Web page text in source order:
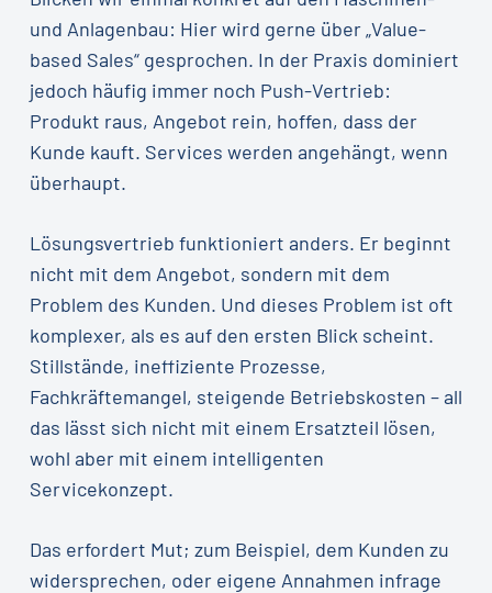
und Anlagenbau: Hier wird gerne über „Value-
based Sales“ gesprochen. In der Praxis dominiert
jedoch häufig immer noch Push-Vertrieb:
Produkt raus, Angebot rein, hoffen, dass der
Kunde kauft. Services werden angehängt, wenn
überhaupt.
Lösungsvertrieb funktioniert anders. Er beginnt
nicht mit dem Angebot, sondern mit dem
Problem des Kunden. Und dieses Problem ist oft
komplexer, als es auf den ersten Blick scheint.
Stillstände, ineffiziente Prozesse,
Fachkräftemangel, steigende Betriebskosten – all
das lässt sich nicht mit einem Ersatzteil lösen,
wohl aber mit einem intelligenten
Servicekonzept.
Das erfordert Mut; zum Beispiel, dem Kunden zu
widersprechen, oder eigene Annahmen infrage